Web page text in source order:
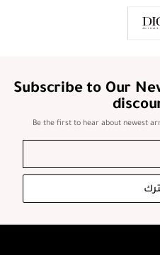
Subscribe to Our
Be the first to hear about newest